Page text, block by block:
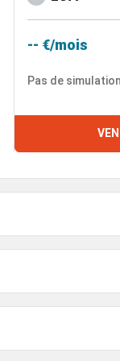
-- €/mois
Pas de